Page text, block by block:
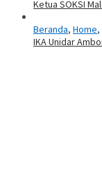
Ketua SOKSI
Beranda, Home,
IKA Unidar